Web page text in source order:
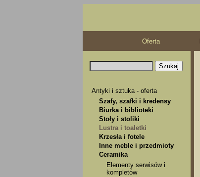
Oferta
Antyki i sztuka - oferta
Szafy, szafki i kredensy
Biurka i biblioteki
Stoły i stoliki
Lustra i toaletki
Krzesła i fotele
Inne meble i przedmioty
Ceramika
Elementy serwisów i
kompletów